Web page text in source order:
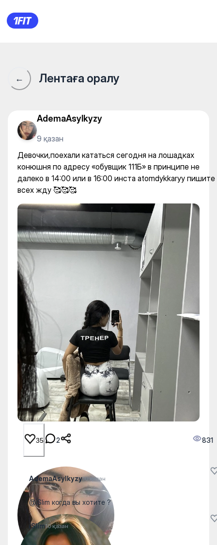
Девочки,поехали кататься
← Лентаға оралу
AdemaAsylkyzy
9 қазан
Девочки,поехали кататься сегодня на лошадках
конюшня по адресу «обувщик 111Б» в принципе не
далеко в 14:00 или в 16:00 инста atomdykkaryy пишите
всех жду 🥰🥰🥰
35 2 831
AdemaAsylkyzy10 қазан
@iSlim когда вы хотите ?
iSlim10 қазан